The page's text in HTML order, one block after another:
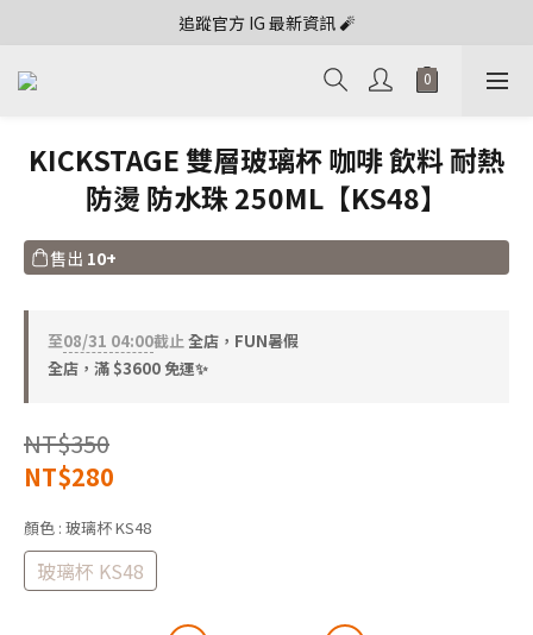
追蹤官方 IG 最新資訊 🧨
KICKSTAGE 雙層玻璃杯 咖啡 飲料 耐熱
防燙 防水珠 250ML【KS48】
售出 10+
至08/31 04:00截止全店，FUN暑假
全店，滿 $3600 免運✨
NT$350
NT$280
顏色 : 玻璃杯 KS48
玻璃杯 KS48